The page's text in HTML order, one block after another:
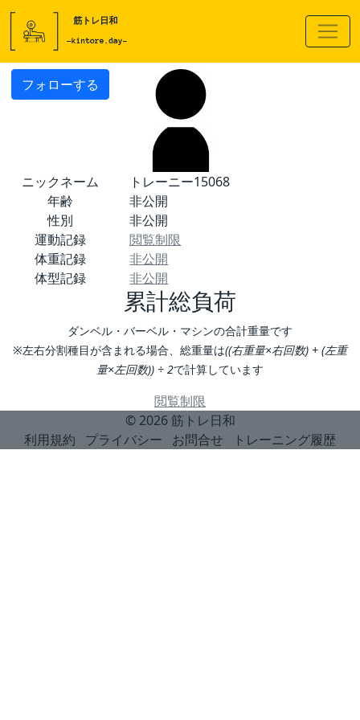
フォローする
ニックネーム
トレーニー15068
年齢
非公開
性別
非公開
運動記録
閲覧制限
体重記録
非公開
体型記録
非公開
累計総負荷
ダンベル・バーベル・マシンの合計重量です
※左右分割種目が含まれる場合、総重量は((右重量×右回数) + (左重
量×左回数)) ÷ 2で計算しています
閲覧制限
© 2026 筋トレ日和
利用規約
プライバシー お問合せ トレーニング履歴